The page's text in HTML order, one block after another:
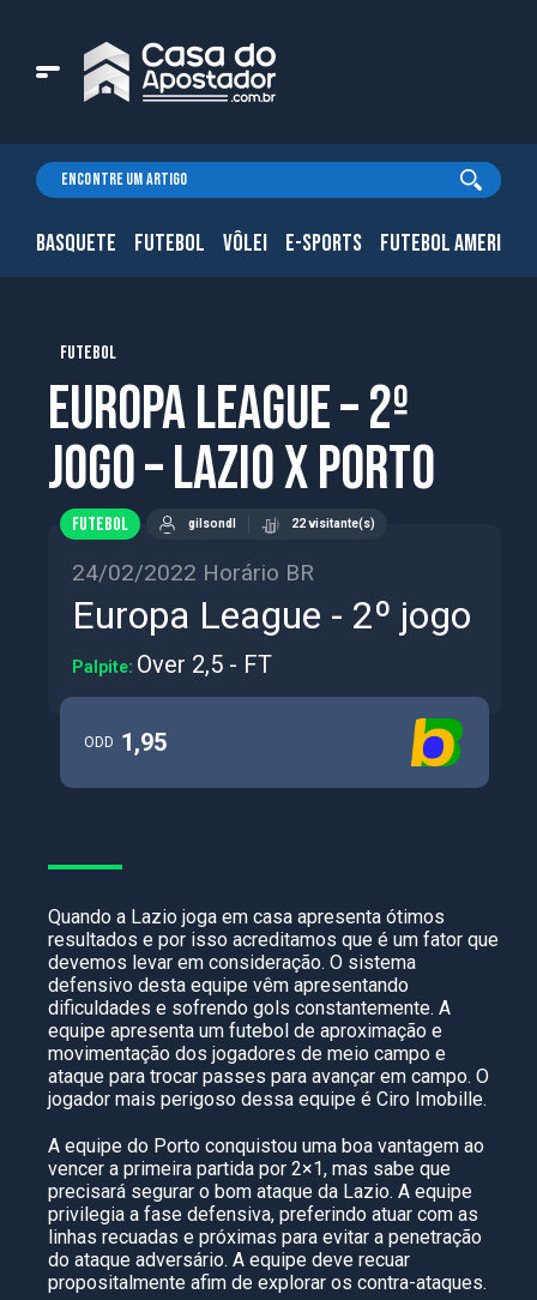
BASQUETE FUTEBOL VÔLEI E-SPORTS FUTEBOL
FUTEBOL
Europa League – 2º
jogo – Lazio x Porto
FUTEBOL gilsondl 22 visitante(s)
24/02/2022 Horário BR
Europa League - 2º jogo
Palpite: Over 2,5 - FT
ODD 1,95
Quando a Lazio joga em casa apresenta ótimos
resultados e por isso acreditamos que é um fator que
devemos levar em consideração. O sistema
defensivo desta equipe vêm apresentando
dificuldades e sofrendo gols constantemente. A
equipe apresenta um futebol de aproximação e
movimentação dos jogadores de meio campo e
ataque para trocar passes para avançar em campo. O
jogador mais perigoso dessa equipe é Ciro Imobille.
A equipe do Porto conquistou uma boa vantagem ao
vencer a primeira partida por 2×1, mas sabe que
precisará segurar o bom ataque da Lazio. A equipe
privilegia a fase defensiva, preferindo atuar com as
linhas recuadas e próximas para evitar a penetração
do ataque adversário. A equipe deve recuar
propositalmente afim de explorar os contra-ataques.